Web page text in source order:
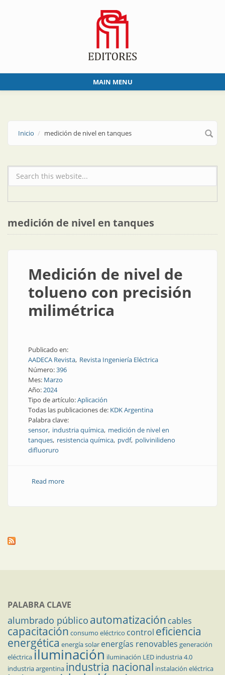
MAIN MENU
Inicio medición de nivel en tanques
Formulario de búsqueda
medición de nivel en tanques
Medición de nivel de
tolueno con precisión
milimétrica
Publicado en:
AADECA Revista Revista Ingeniería Eléctrica
Número:396
Mes: Marzo
Año:2024
Tipo de artículo:Aplicación
Todas las publicaciones de: KDK Argentina
Palabra clave:
sensor industria química medición de nivel en
tanques resistencia química pvdf polivinilideno
difluoruro
Read moreabout Medición de nivel de tolueno con precisión
PALABRA CLAVE
alumbrado público automatización cables
capacitación consumo eléctrico control eficiencia
energética energía solar energías renovables generación
eléctricailuminación iluminación LED industria 4.0
industria argentina industria nacional instalación eléctrica